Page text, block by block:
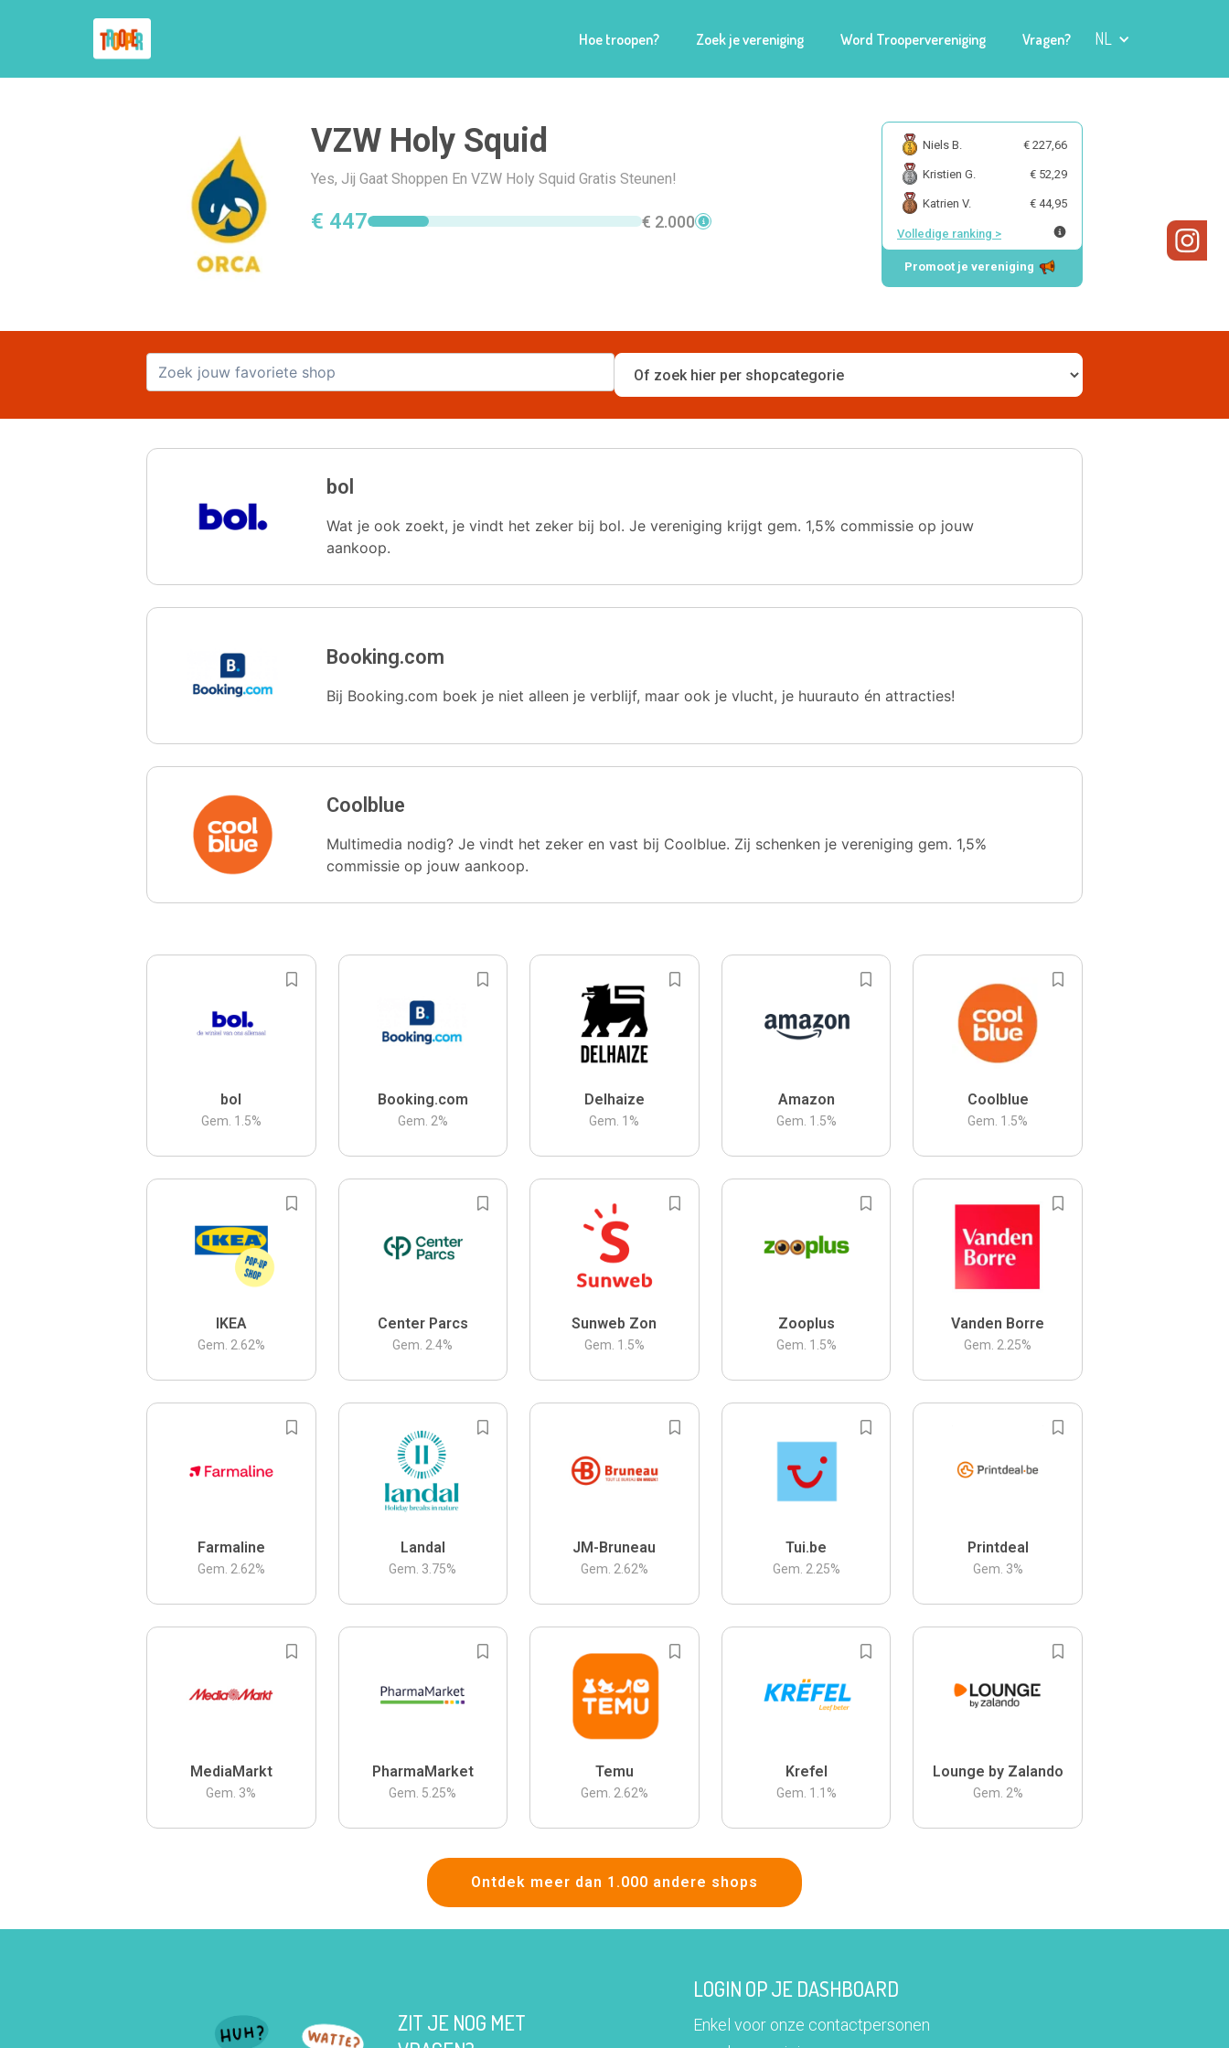
Hoe troopen? Zoek je vereniging Word Troopervereniging Vragen? NL
VZW Holy Squid
Yes, Jij Gaat Shoppen En VZW Holy Squid Gratis Steunen!
€ 447 € 2.000
Niels B. € 227,66
Kristien G. € 52,29
Katrien V. € 44,95
Volledige ranking >
Promoot je vereniging
bol
Wat je ook zoekt, je vindt het zeker bij bol. Je vereniging krijgt gem. 1,5% commissie op jouw
aankoop.
Booking.com
Bij Booking.com boek je niet alleen je verblijf, maar ook je vlucht, je huurauto én attracties!
Coolblue
Multimedia nodig? Je vindt het zeker en vast bij Coolblue. Zij schenken je vereniging gem. 1,5%
commissie op jouw aankoop.
bol
Gem. 1.5%
Booking.com
Gem. 2%
Delhaize
Gem. 1 %
Amazon
Gem. 1.5%
Coolblue
Gem. 1.5%
IKEA
Gem. 2.62%
Center Parcs
Gem. 2.4%
Sunweb Zon
Gem. 1.5%
Zooplus
Gem. 1.5%
Vanden Borre
Gem. 2.25%
Farmaline
Gem. 2.62%
Landal
Gem. 3.75%
JM-Bruneau
Gem. 2.62%
Tui.be
Gem. 2.25%
Printdeal
Gem. 3%
MediaMarkt
Gem. 3%
PharmaMarket
Gem. 5.25%
Temu
Gem. 2.62%
Krefel
Gem. 1.1 %
Lounge by Zalando
Gem. 2%
Ontdek meer dan 1.000 andere shops
ZIT JE NOG MET
LOGIN OP JE DASHBOARD
Enkel voor onze contactpersonen